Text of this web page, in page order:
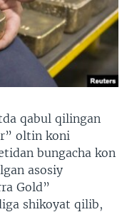
qabul qilingan
oltin koni
bungacha kon
asosiy
Gold”
shikoyat qilib,